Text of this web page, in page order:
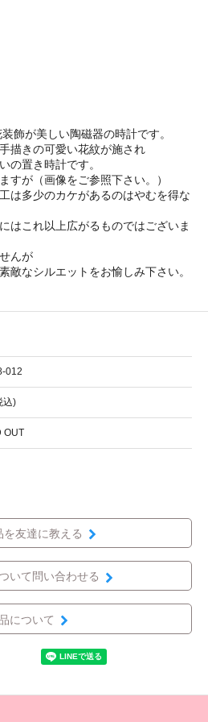
飾が美しい陶磁器の時計です。
描きの可愛い花紋が施され
の置き時計です。
すが（画像をご参照下さい。）
は多少のカケがあるのはやむを得な
はこれ以上広がるものではございま
んが
敵なシルエットをお愉しみ下さい。
012
込)
OUT
を友達に教える
いて問い合わせる
について